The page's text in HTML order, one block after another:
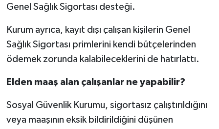
Genel Sağlık Sigortası desteği.
Kurum ayrıca, kayıt dışı çalışan kişilerin Genel
Sağlık Sigortası primlerini kendi bütçelerinden
ödemek zorunda kalabileceklerini de hatırlattı.
Elden maaş alan çalışanlar ne yapabilir?
Sosyal Güvenlik Kurumu, sigortasız çalıştırıldığını
veya maaşının eksik bildirildiğini düşünen